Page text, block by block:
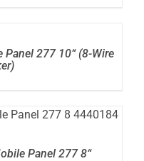
277 10“ (8-Wire
Panel 277 8“